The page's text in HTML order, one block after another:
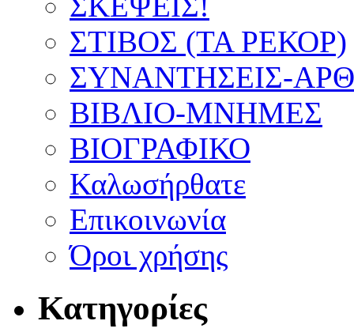
ΣΤΙΒΟΣ (ΤΑ ΡΕΚΟΡ)
ΣΥΝΑΝΤΗΣΕΙΣ-
ΒΙΒΛΙΟ-ΜΝΗΜΕΣ
ΒΙΟΓΡΑΦΙΚΟ
Καλωσήρθατε
Επικοινωνία
Όροι χρήσης
Κατηγορίες